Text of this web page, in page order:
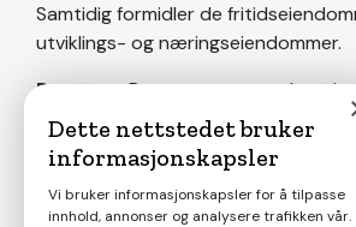
Samtidig formidler de
utviklings- og næringseiendommer.
Partners:Partners er en uavhengig
over 25 kontorer. Partners tilbyr
innen kjøp og salg av brukt bolig og
Selskapet tilbyr lokalkjente
i bransjen.
Dette nettstedet bruker
informasjonskapsler
Vi bruker informasjonskapsler for å tilpasse
innhold, annonser og analysere trafikken vår.